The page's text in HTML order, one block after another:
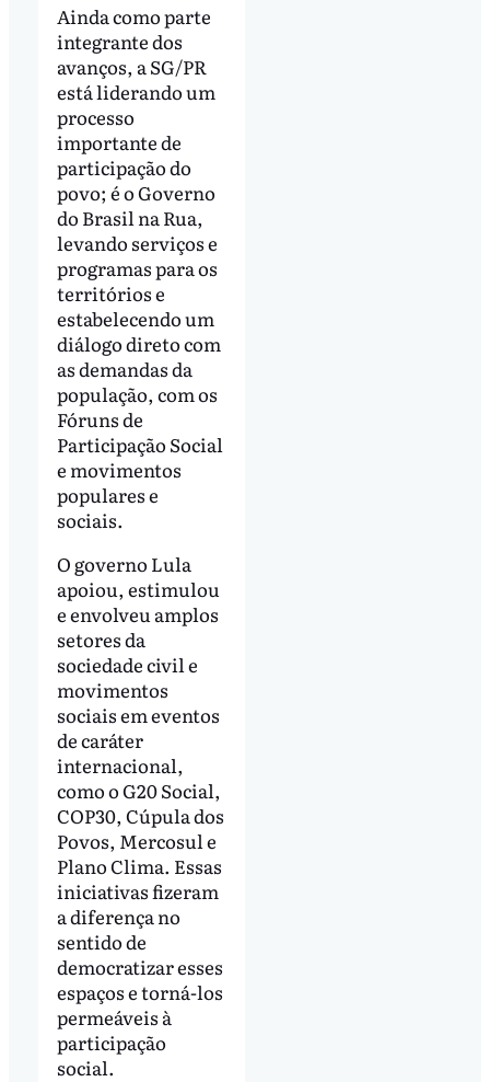
Ainda como parte
integrante dos
avanços, a SG/PR
está liderando um
processo
importante de
participação do
povo; é o Governo
do Brasil na Rua,
levando serviços e
programas para os
territórios e
estabelecendo um
diálogo direto com
as demandas da
população, com os
Fóruns de
Participação Social
e movimentos
populares e
sociais.
O governo Lula
apoiou, estimulou
e envolveu amplos
setores da
sociedade civil e
movimentos
sociais em eventos
de caráter
internacional,
como o G20 Social,
COP30, Cúpula dos
Povos, Mercosul e
Plano Clima. Essas
iniciativas fizeram
a diferença no
sentido de
democratizar esses
espaços e torná-los
permeáveis à
participação
social.